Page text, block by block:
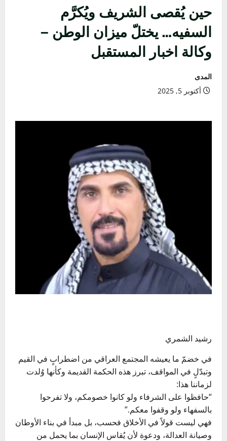
حين يُقصى الشريف ويُكرَّم
السفيه… يختلّ ميزان الوطن –
وكالة اخبار المستقبل
المدى
أكتوبر 5, 2025
رشيد الشمري
في خضمّ ما يعيشه المجتمع العراقي من اضطرابٍ في القيم
وتبدّلٍ في المواقف، تبرز هذه الحكمة القديمة وكأنها وُلدت
لزماننا هذا:
“حافظوا على الشرفاء ولو كانوا خصومكم، ولا تفرحوا
بالسفهاء ولو وقفوا معكم.”
فهي ليست قولاً في الأخلاق فحسب، بل مبدأ في بناء الأوطان
وصيانة العدالة، ودعوة لأن يُقاس الإنسان بما يحمل من